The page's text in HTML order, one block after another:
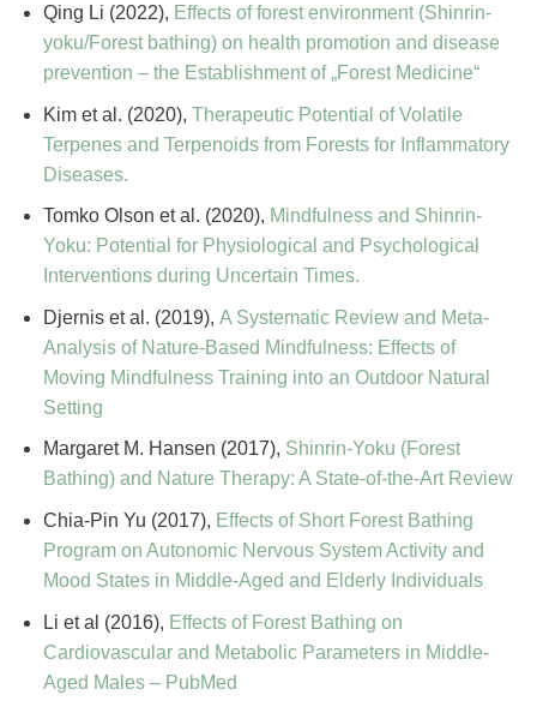
Qing Li (2022), Effects of forest environment (Shinrin-
yoku/Forest bathing) on health promotion and disease
prevention – the Establishment of „Forest Medicine“
Kim et al. (2020), Therapeutic Potential of Volatile
Terpenes and Terpenoids from Forests for Inflammatory
Diseases.
Tomko Olson et al. (2020), Mindfulness and Shinrin-
Yoku: Potential for Physiological and Psychological
Interventions during Uncertain Times.
Djernis et al. (2019), A Systematic Review and Meta-
Analysis of Nature-Based Mindfulness: Effects of
Moving Mindfulness Training into an Outdoor Natural
Setting
Margaret M. Hansen (2017), Shinrin-Yoku (Forest
Bathing) and Nature Therapy: A State-of-the-Art Review
Chia-Pin Yu (2017), Effects of Short Forest Bathing
Program on Autonomic Nervous System Activity and
Mood States in Middle-Aged and Elderly Individuals
Li et al (2016), Effects of Forest Bathing on
Cardiovascular and Metabolic Parameters in Middle-
Aged Males – PubMed